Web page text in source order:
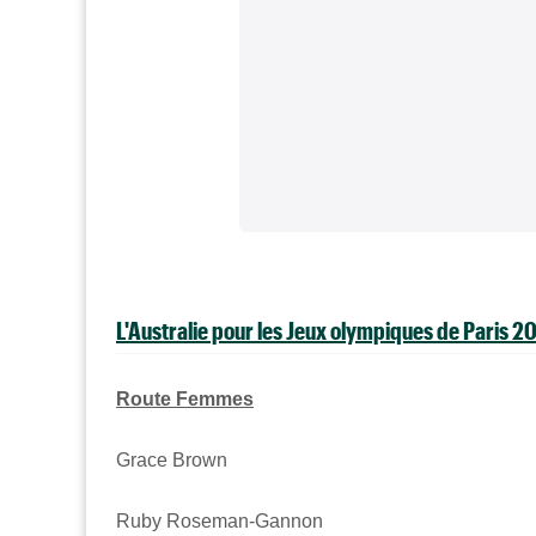
L'Australie pour les Jeux olympiques de Paris
Route Femmes
Grace Brown
Ruby Roseman-Gannon